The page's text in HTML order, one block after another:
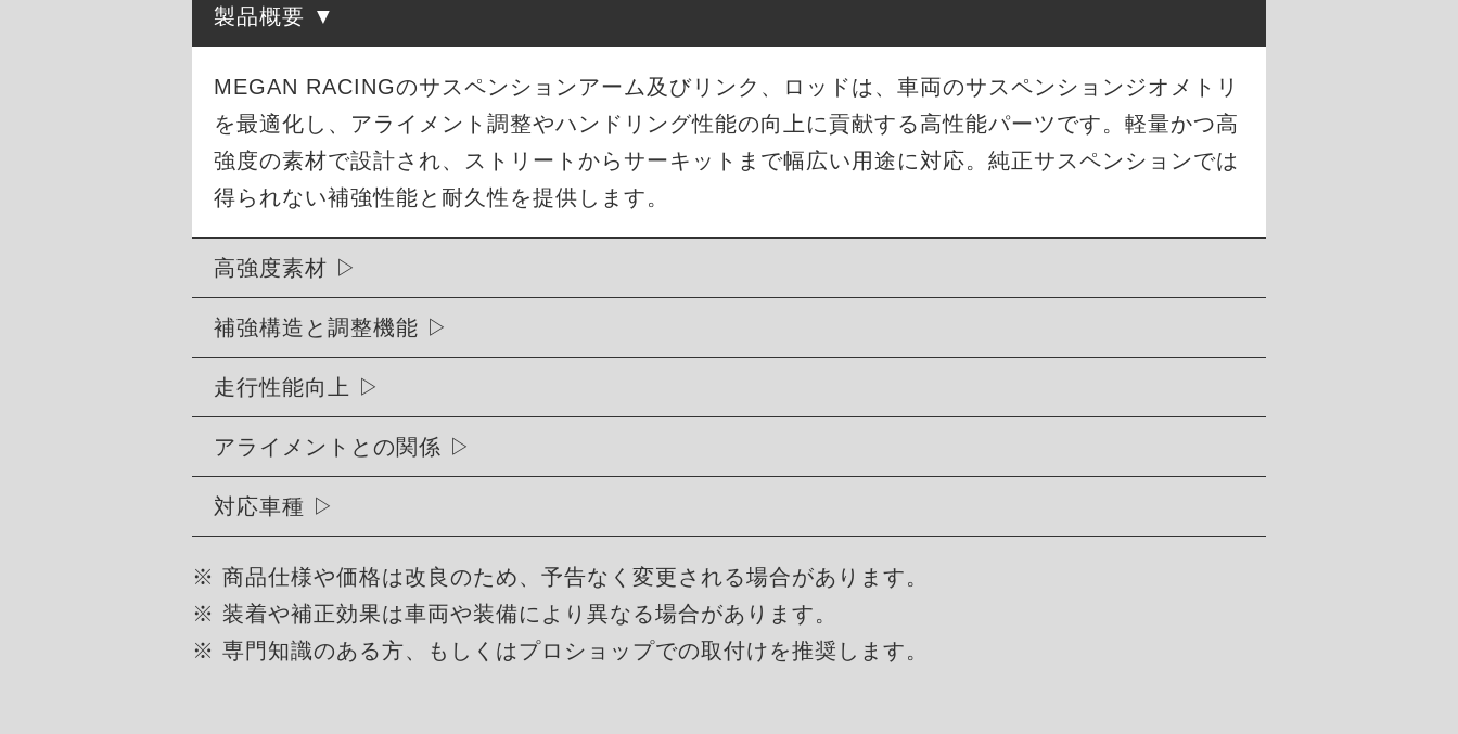
製品概要
MEGAN RACINGのサスペンションアーム及びリンク、ロッドは、車両のサスペンションジオメトリ
を最適化し、アライメント調整やハンドリング性能の向上に貢献する高性能パーツです。軽量かつ高
強度の素材で設計され、ストリートからサーキットまで幅広い用途に対応。純正サスペンションでは
得られない補強性能と耐久性を提供します。
高強度素材
補強構造と調整機能
走行性能向上
アライメントとの関係
対応車種
※ 商品仕様や価格は改良のため、予告なく変更される場合があります。
※ 装着や補正効果は車両や装備により異なる場合があります。
※ 専門知識のある方、もしくはプロショップでの取付けを推奨します。